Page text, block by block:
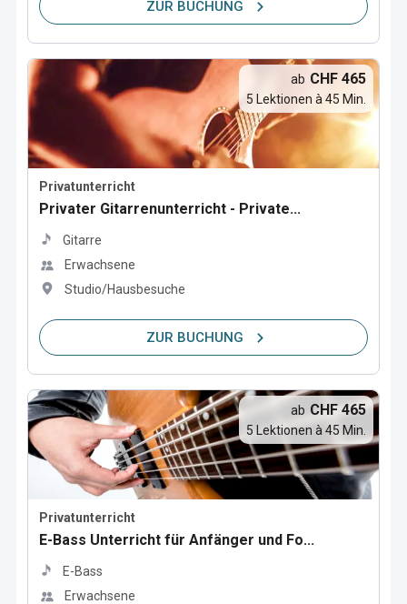
ZUR BUCHUNG
Privatunterricht
Privater Gitarrenunterricht - Private...
Gitarre
Erwachsene
Studio/Hausbesuche
ab CHF 465
5 Lektionen à 45 Min.
ZUR BUCHUNG
Privatunterricht
E-Bass Unterricht für Anfänger und Fo...
E-Bass
Erwachsene
ab CHF 465
5 Lektionen à 45 Min.